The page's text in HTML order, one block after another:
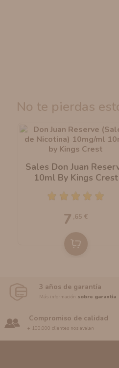
no te pierdas
Sales Don Juan
10ml By Kings Crest
7 ,65 €
3 años de garantía
Más información sobre garantía
Compromiso de calidad
+ 100.000 clientes nos avalan